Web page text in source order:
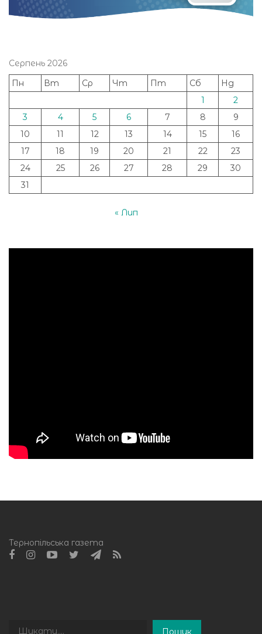
Серпень 2026
Пн
Вт Ср Чт Пт Сб
Нд
1
2
3
4 5 6 7 8
9
10
11 12 13 14 15
16
17
18 19 20 21 22
23
24
25 26 27 28 29
30
31
« Лип
Тернопільська газета
Пошук
Пошук